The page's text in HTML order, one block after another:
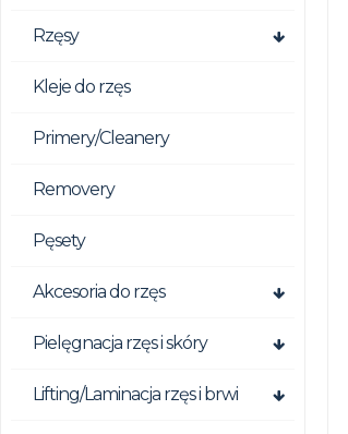
Rzęsy
Kleje do rzęs
Primery/Cleanery
Removery
Pęsety
Akcesoria do rzęs
Pielęgnacja rzęs i skóry
Lifting/Laminacja rzęs i brwi